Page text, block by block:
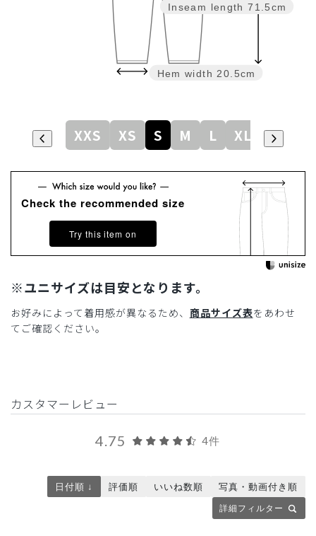
Inseam length 71.5cm
Hem width 20.5cm
XXS XS S M L XL
Check the recommended size
Try this item on
※ユニサイズは目安となります。
お好みによって着用感が異なるため、 商品サイズ表をあわせ
てご確認ください。
カスタマーレビュー
4.75 4件
詳細フィルター
日付順 ↓ 評価順 いいね数順 写真・動画付き順